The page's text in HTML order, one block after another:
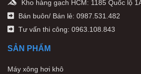
Kho hàng gạch HCM: 1185 Quốc lộ
Bán buôn/ Bán lẻ: 0987.531.482
Tư vấn thi công: 0963.108.843
SẢN PHẨM
Máy xông hơi khô